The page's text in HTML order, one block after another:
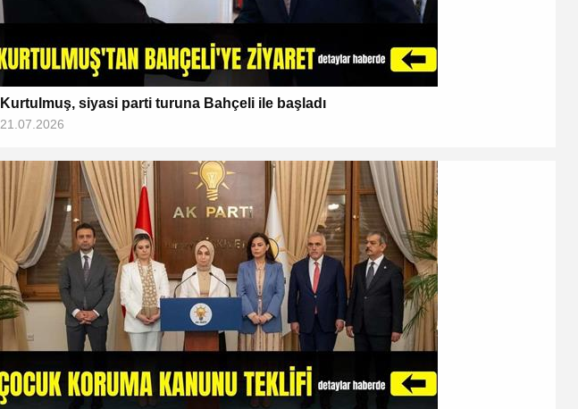
Kurtulmuş, siyasi parti turuna Bahçeli ile başladı
21.07.2026